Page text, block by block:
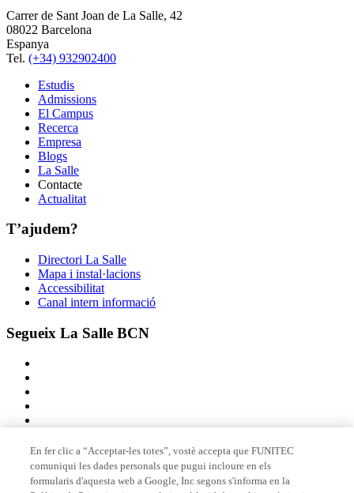
Carrer de Sant Joan de La Salle, 42
08022 Barcelona
Espanya
Tel. (+34) 932902400
Estudis
Admissions
El Campus
Recerca
Empresa
Blogs
La Salle
Contacte
Actualitat
T’ajudem?
Directori La Salle
Mapa i instal·lacions
Accessibilitat
Canal intern informació
Segueix La Salle BCN
Membre de
En fer clic a “Acceptar-les totes”, vostè accepta que FUNITEC
comuniqui les dades personals que pugui incloure en els
formularis d'aquesta web a Google, Inc segons s'informa en la